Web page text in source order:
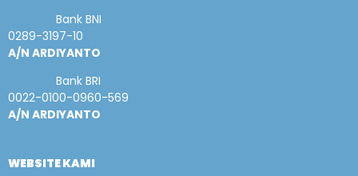
Bank BNI
0289-3197-10
A/N ARDIYANTO
Bank BRI
0022-0100-0960-569
A/N ARDIYANTO
WEBSITE KAMI